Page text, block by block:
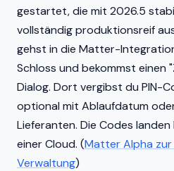
gestartet, die mit 2026.5
vollständig produktionsreif
gehst in die Matter-
Schloss und bekommst einen
Dialog. Dort vergibst du PIN-
optional mit Ablaufdatum
Lieferanten. Die Codes
einer Cloud. (Matter Alpha
Verwaltung)